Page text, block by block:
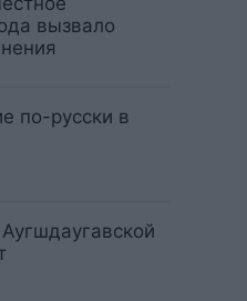
вызвало
по-русски в